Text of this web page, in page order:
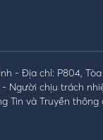
- Địa chỉ: P804,
- Người chịu trách
Tin và Truyền